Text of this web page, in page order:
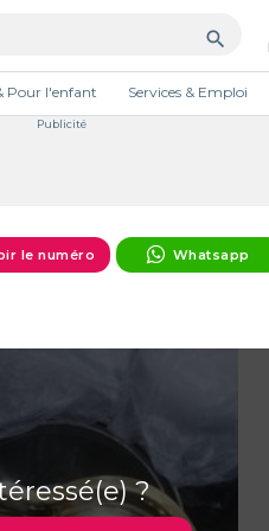
search
Pour l'enfant Services & Emploi
Publicité
le numéro Whatsapp
?